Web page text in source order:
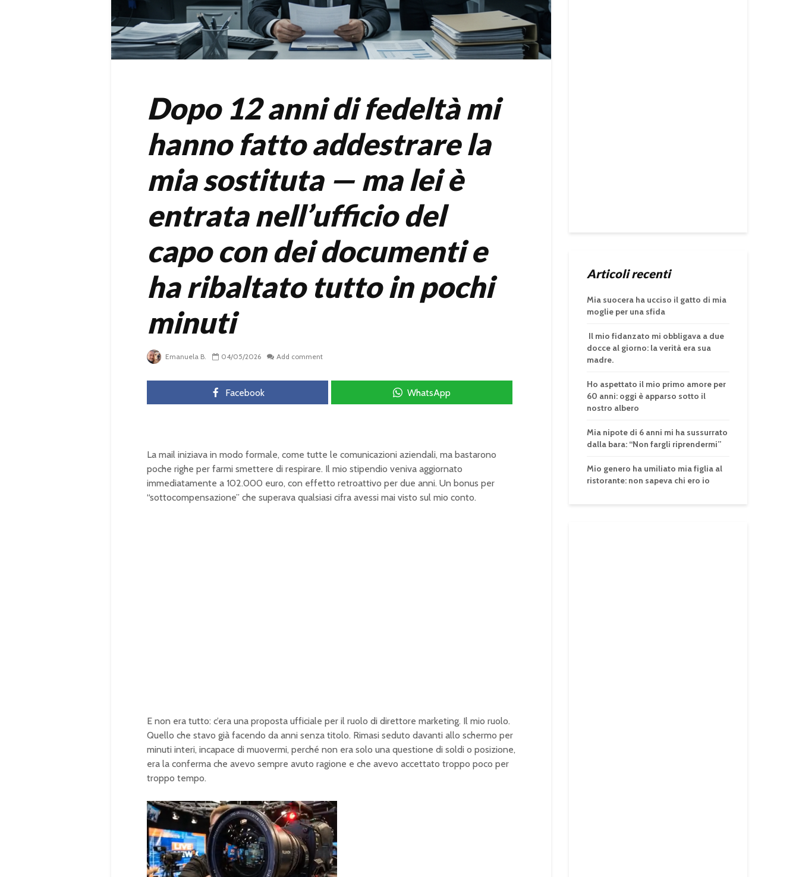
Dopo 12 anni di fedeltà mi
hanno fatto addestrare la
mia sostituta — ma lei è
entrata nell’ufficio del
capo con dei documenti e
ha ribaltato tutto in pochi
minuti
Emanuela B. 04/05/2026 Add comment
Facebook WhatsApp
La mail iniziava in modo formale, come tutte le comunicazioni aziendali, ma bastarono
poche righe per farmi smettere di respirare. Il mio stipendio veniva aggiornato
immediatamente a 102.000 euro, con effetto retroattivo per due anni. Un bonus per
“sottocompensazione” che superava qualsiasi cifra avessi mai visto sul mio conto.
E non era tutto: c’era una proposta ufficiale per il ruolo di direttore marketing. Il mio ruolo.
Quello che stavo già facendo da anni senza titolo. Rimasi seduto davanti allo schermo per
minuti interi, incapace di muovermi, perché non era solo una questione di soldi o posizione,
era la conferma che avevo sempre avuto ragione e che avevo accettato troppo poco per
troppo tempo.
Articoli recenti
Mia suocera ha ucciso il gatto di mia
moglie per una sfida
Il mio fidanzato mi obbligava a due
docce al giorno: la verità era sua
madre.
Ho aspettato il mio primo amore per
60 anni: oggi è apparso sotto il
nostro albero
Mia nipote di 6 anni mi ha sussurrato
dalla bara: “Non fargli riprendermi”
Mio genero ha umiliato mia figlia al
ristorante: non sapeva chi ero io